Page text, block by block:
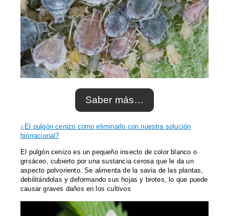
Saber más…
¿El pulgón cenizo como eliminarlo con nuestra solución
biorracional?
El pulgón cenizo es un pequeño insecto de color blanco o
grisáceo, cubierto por una sustancia cerosa que le da un
aspecto polvoriento. Se alimenta de la savia de las plantas,
debilitándolas y deformando sus hojas y brotes, lo que puede
causar graves daños en los cultivos